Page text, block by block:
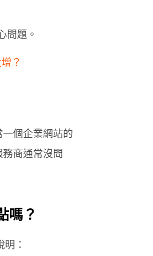
問題。
？
個企業網站的
商通常沒問
嗎？
：